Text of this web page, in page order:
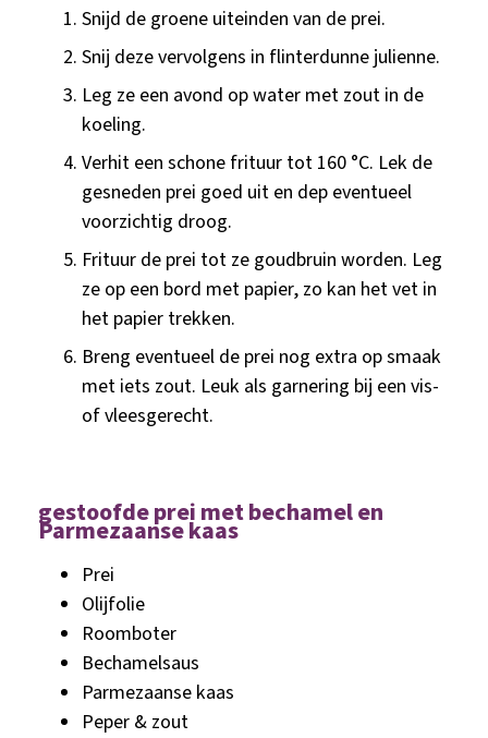
Snijd de groene uiteinden van de prei.
Snij deze vervolgens in flinterdunne julienne.
Leg ze een avond op water met zout in de
koeling.
Verhit een schone frituur tot 160 °C. Lek de
gesneden prei goed uit en dep eventueel
voorzichtig droog.
Frituur de prei tot ze goudbruin worden. Leg
ze op een bord met papier, zo kan het vet in
het papier trekken.
Breng eventueel de prei nog extra op smaak
met iets zout. Leuk als garnering bij een vis-
of vleesgerecht.
gestoofde prei met bechamel en
Parmezaanse kaas
Prei
Olijfolie
Roomboter
Bechamelsaus
Parmezaanse kaas
Peper & zout